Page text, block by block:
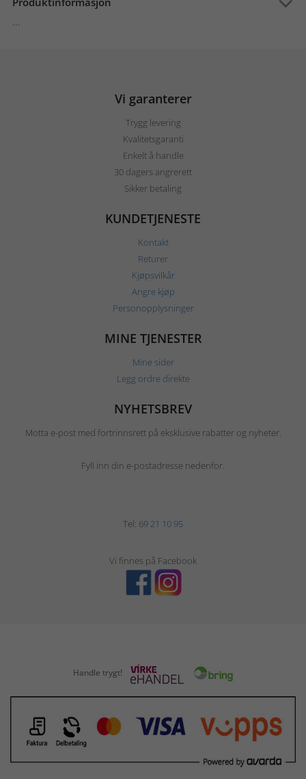
...
Vi garanterer
Trygg levering
Kvalitetsgaranti
Enkelt å handle
30 dagers angrerett
Sikker betaling
KUNDETJENESTE
Kontakt
Returer
Kjøpsvilkår
Angre kjøp
Personopplysninger
MINE TJENESTER
Mine sider
Legg ordre direkte
NYHETSBREV
Motta e-post med fortrinnsrett på eksklusive rabatter og nyheter.
Fyll inn din e-postadresse nedenfor.
Tel: 69 21 10 95
Vi finnes på Facebook
Handle trygt!